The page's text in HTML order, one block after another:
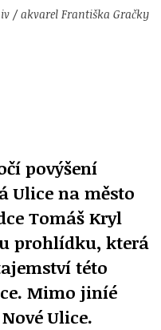
/ akvarel Františka Gračky
povýšení
Ulice na město
Tomáš Kryl
prohlídku, která
této
Mimo jiníé
Ulice.